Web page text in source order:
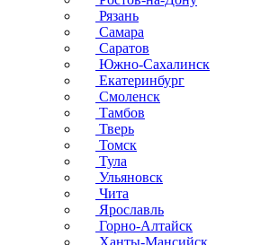
Рязань
Самара
Саратов
Южно-Сахалинск
Екатеринбург
Смоленск
Тамбов
Тверь
Томск
Тула
Ульяновск
Чита
Ярославль
Горно-Алтайск
Ханты-Мансийск